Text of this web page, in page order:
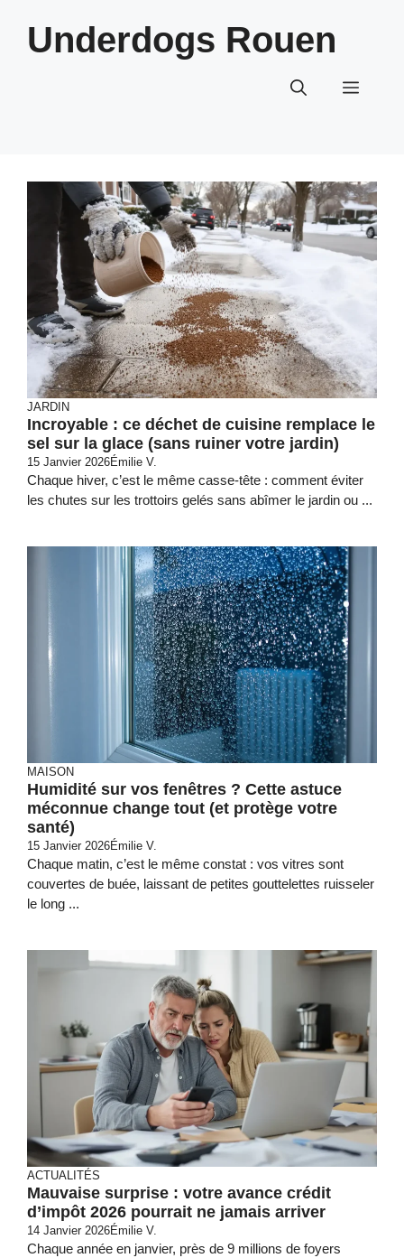
contenuUnderdogs Rouen
Menu
JARDIN
Incroyable : ce déchet de cuisine remplace le
sel sur la glace (sans ruiner votre jardin)
15 Janvier 2026Émilie V.
Chaque hiver, c’est le même casse-tête : comment éviter
les chutes sur les trottoirs gelés sans abîmer le jardin ou ...
MAISON
Humidité sur vos fenêtres ? Cette astuce
méconnue change tout (et protège votre
santé)
15 Janvier 2026Émilie V.
Chaque matin, c’est le même constat : vos vitres sont
couvertes de buée, laissant de petites gouttelettes ruisseler
le long ...
ACTUALITÉS
Mauvaise surprise : votre avance crédit
d’impôt 2026 pourrait ne jamais arriver
14 Janvier 2026Émilie V.
Chaque année en janvier, près de 9 millions de foyers